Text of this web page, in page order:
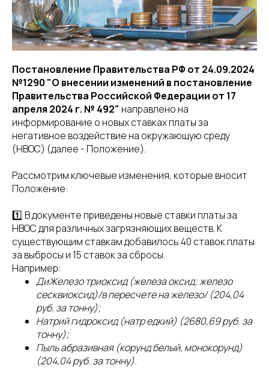
info@cifra.eco
База знаний
Календарь
8(800)234-93-88
Постановление Правительства РФ от 24.09.2024
№1290 "О внесении изменений в постановление
Правительства Российской Федерации от 17
апреля 2024 г. № 492" направлено на
информирование о новых ставках платы за
негативное воздействие на окружающую среду
(НВОС) (далее - Положение).
Рассмотрим ключевые изменения, которые вносит
Положение:
1️⃣ В документе приведены новые ставки платы за
НВОС для различных загрязняющих веществ. К
существующим ставкам добавилось 40 ставок платы
за выбросы и 15 ставок за сбросы.
Например:
ДиЖелезо триоксид (железа оксид; железо
сесквиоксид)/в пересчете на железо/ (204,04
руб. за тонну);
Натрий гидроксид (натр едкий) (2680,69 руб. за
тонну);
Пыль абразивная (корунд белый, монокорунд)
(204,04 руб. за тонну).